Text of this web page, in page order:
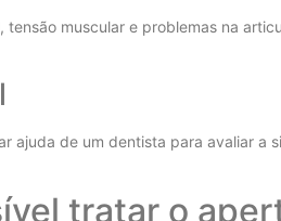
muscular e problemas na
ajuda de um dentista para avaliar
tratar o